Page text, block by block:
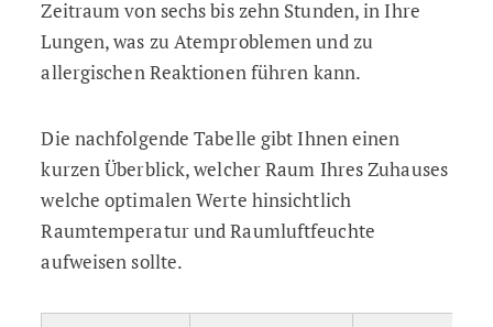
Zeitraum von sechs bis zehn Stunden, in Ihre
Lungen, was zu Atemproblemen und zu
allergischen Reaktionen führen kann.
Die nachfolgende Tabelle gibt Ihnen einen
kurzen Überblick, welcher Raum Ihres Zuhauses
welche optimalen Werte hinsichtlich
Raumtemperatur und Raumluftfeuchte
aufweisen sollte.